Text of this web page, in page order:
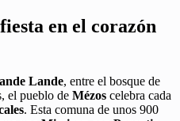
en el corazón
Lande, entre el bosque de
el pueblo de Mézos celebra cada
. Esta comuna de unos 900